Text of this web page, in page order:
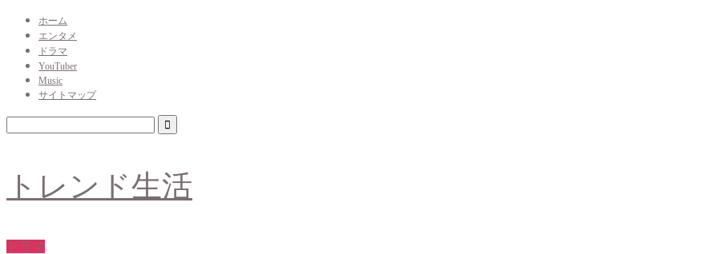
ホーム
エンタメ
ドラマ
YouTuber
Music
サイトマップ
トレンド生活
ドラマ